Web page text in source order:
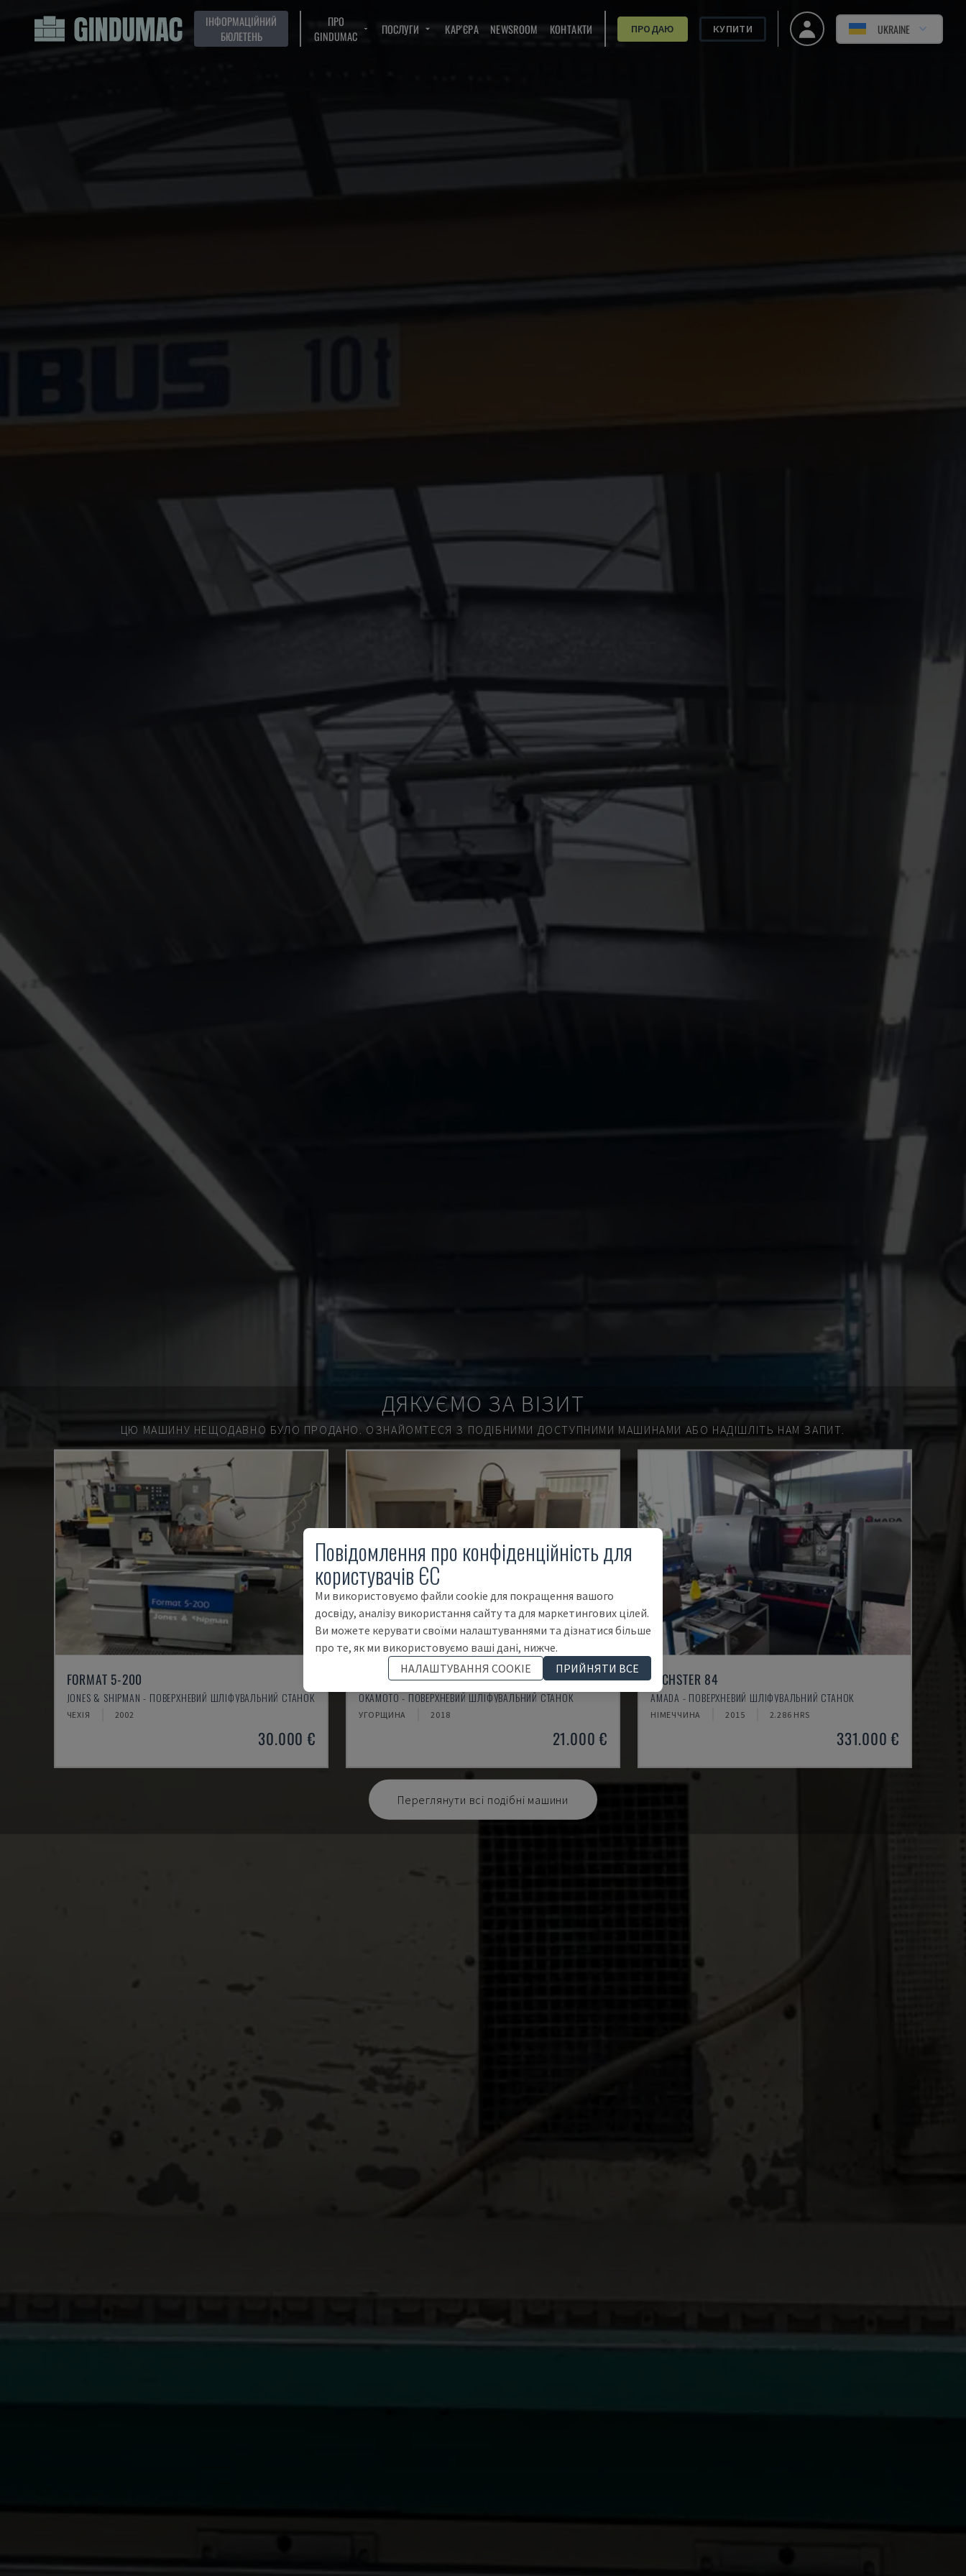
ІНФОРМАЦІЙНИЙ
БЮЛЕТЕНЬ
ПРО
GINDUMAC
ПОСЛУГИ КАР'ЄРА NEWSROOM КОНТАКТИ ПРОДАЮ КУПИТИ UKRAINE
ДЯКУЄМО ЗА ВІЗИТ
ЦЮ МАШИНУ НЕЩОДАВНО БУЛО ПРОДАНО. ОЗНАЙОМТЕСЯ З ПОДІБНИМИ ДОСТУПНИМИ МАШИНАМИ АБО НАДІШЛІТЬ НАМ ЗАПИТ.
FORMAT 5-200
JONES & SHIPMAN - ПОВЕРХНЕВИЙ ШЛІФУВАЛЬНИЙ СТАНОК
ЧЕХІЯ 2002
30.000 €
ACC84 DX
OKAMOTO - ПОВЕРХНЕВИЙ ШЛІФУВАЛЬНИЙ СТАНОК
УГОРЩИНА 2018
21.000 €
TECHSTER 84
AMADA - ПОВЕРХНЕВИЙ ШЛІФУВАЛЬНИЙ СТАНОК
НІМЕЧЧИНА 2015 2.286 HRS
331.000 €
Переглянути всі подібні машини
Повідомлення про конфіденційність для
користувачів ЄС
Ми використовуємо файли cookie для покращення вашого
досвіду, аналізу використання сайту та для маркетингових цілей.
Ви можете керувати своїми налаштуваннями та дізнатися більше
про те, як ми використовуємо ваші дані, нижче.
НАЛАШТУВАННЯ COOKIE
ПРИЙНЯТИ ВСЕ